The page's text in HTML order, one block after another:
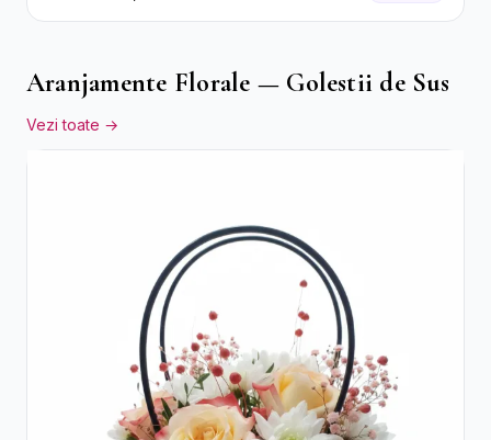
Aranjamente Florale — Golestii de Sus
Vezi toate →